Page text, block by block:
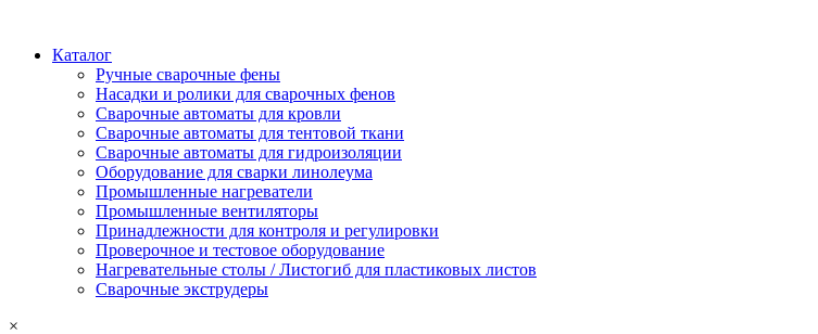
Каталог
Ручные сварочные фены
Насадки и ролики для сварочных фенов
Сварочные автоматы для кровли
Сварочные автоматы для тентовой ткани
Сварочные автоматы для гидроизоляции
Оборудование для сварки линолеума
Промышленные нагреватели
Промышленные вентиляторы
Принадлежности для контроля и регулировки
Проверочное и тестовое оборудование
Нагревательные столы / Листогиб для пластиковых листов
Сварочные экструдеры
×